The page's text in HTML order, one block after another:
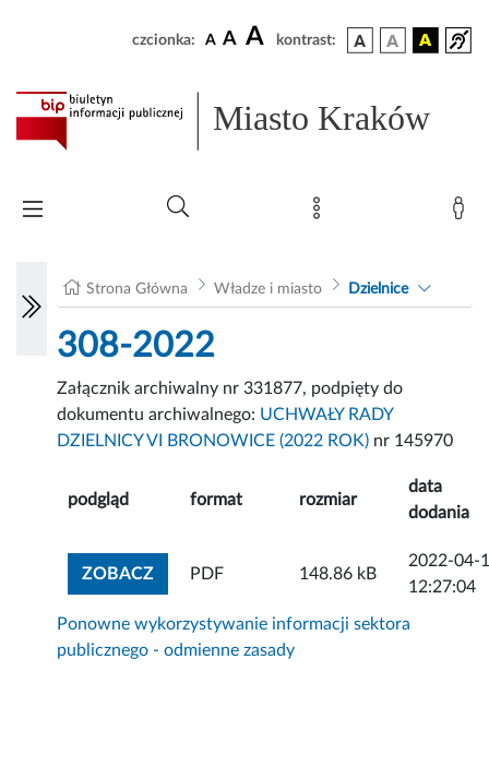
czcionka: A A A kontrast:
Miasto Kraków
Strona Główna Władze i miasto Dzielnice
308-2022
Załącznik archiwalny nr 331877, podpięty do
dokumentu archiwalnego: UCHWAŁY RADY
DZIELNICY VI BRONOWICE (2022 ROK) nr 145970
podgląd format rozmiar
data
dodania
ZOBACZZOBACZ ZAŁĄCZNIK
PDF 148.86 kB
2022-04-
12:27:04
Ponowne wykorzystywanie informacji sektora
publicznego - odmienne zasady